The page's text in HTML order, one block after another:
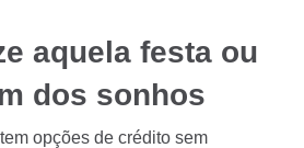
aquela festa ou
dos sonhos
opções de crédito sem